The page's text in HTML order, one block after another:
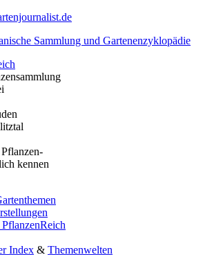
kennen
Index & Themenwelten